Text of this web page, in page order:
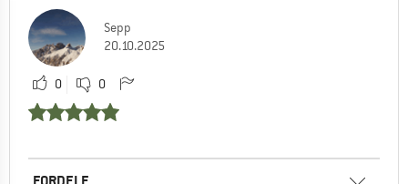
Sepp
20.10.2025
0 0